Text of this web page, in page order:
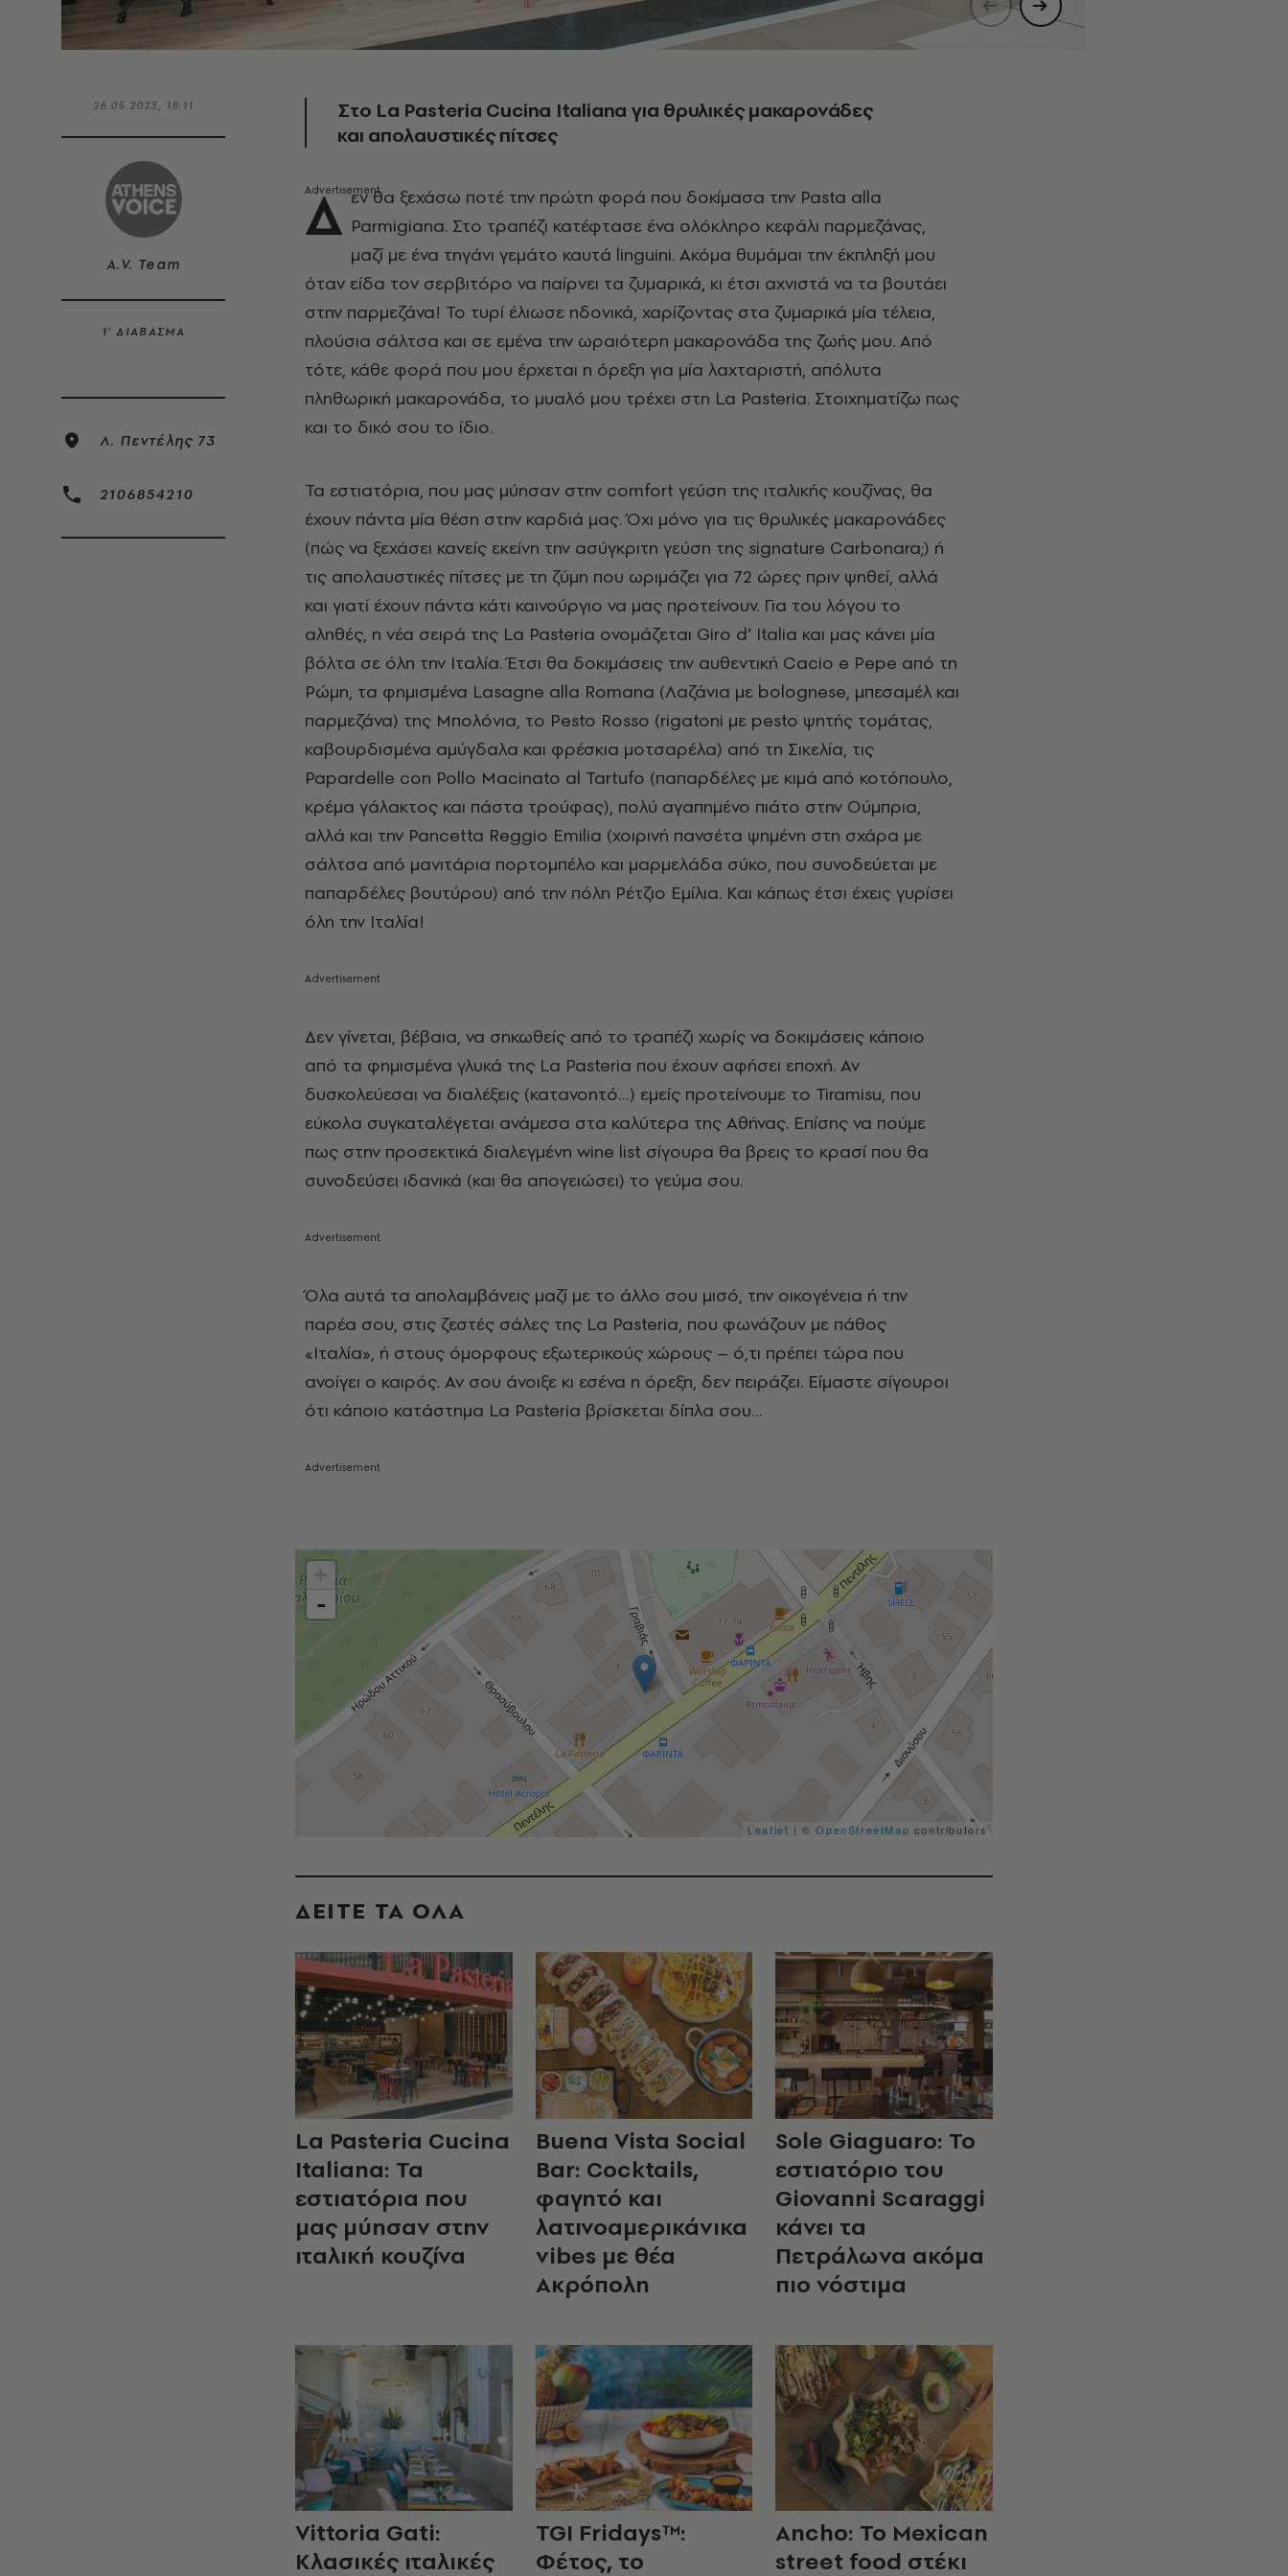
26.05.2023, 18:11
A.V. Team
1’ ΔΙΑΒΑΣΜΑ
Λ. Πεντέλης 73
2106854210
Στο La Pasteria Cucina Italiana για θρυλικές μακαρονάδες
και απολαυστικές πίτσες
Δ εν θα ξεχάσω ποτέ την πρώτη φορά που δοκίμασα την Pasta alla
Parmigiana. Στο τραπέζι κατέφτασε ένα ολόκληρο κεφάλι παρμεζάνας,
μαζί με ένα τηγάνι γεμάτο καυτά linguini. Ακόμα θυμάμαι την έκπληξή μου
όταν είδα τον σερβιτόρο να παίρνει τα ζυμαρικά, κι έτσι αχνιστά να τα βουτάει
στην παρμεζάνα! Το τυρί έλιωσε ηδονικά, χαρίζοντας στα ζυμαρικά μία τέλεια,
πλούσια σάλτσα και σε εμένα την ωραιότερη μακαρονάδα της ζωής μου. Από
τότε, κάθε φορά που μου έρχεται η όρεξη για μία λαχταριστή, απόλυτα
πληθωρική μακαρονάδα, το μυαλό μου τρέχει στη La Pasteria. Στοιχηματίζω πως
και το δικό σου το ίδιο.
Τα εστιατόρια, που μας μύησαν στην comfort γεύση της ιταλικής κουζίνας, θα
έχουν πάντα μία θέση στην καρδιά μας. Όχι μόνο για τις θρυλικές μακαρονάδες
(πώς να ξεχάσει κανείς εκείνη την ασύγκριτη γεύση της signature Carbonara;) ή
τις απολαυστικές πίτσες με τη ζύμη που ωριμάζει για 72 ώρες πριν ψηθεί, αλλά
και γιατί έχουν πάντα κάτι καινούργιο να μας προτείνουν. Για του λόγου το
αληθές, η νέα σειρά της La Pasteria ονομάζεται Giro d’ Italia και μας κάνει μία
βόλτα σε όλη την Ιταλία. Έτσι θα δοκιμάσεις την αυθεντική Cacio e Pepe από τη
Ρώμη, τα φημισμένα Lasagne alla Romana (Λαζάνια με bolognese, μπεσαμέλ και
παρμεζάνα) της Μπολόνια, το Pesto Rosso (rigatoni με pesto ψητής τομάτας,
καβουρδισμένα αμύγδαλα και φρέσκια μοτσαρέλα) από τη Σικελία, τις
Papardelle con Pollo Macinato al Tartufo (παπαρδέλες με κιμά από κοτόπουλο,
κρέμα γάλακτος και πάστα τρούφας), πολύ αγαπημένο πιάτο στην Ούμπρια,
αλλά και την Pancetta Reggio Emilia (χοιρινή πανσέτα ψημένη στη σχάρα με
σάλτσα από μανιτάρια πορτομπέλο και μαρμελάδα σύκο, που συνοδεύεται με
παπαρδέλες βουτύρου) από την πόλη Ρέτζιο Εμίλια. Και κάπως έτσι έχεις γυρίσει
όλη την Ιταλία!
Δεν γίνεται, βέβαια, να σηκωθείς από το τραπέζι χωρίς να δοκιμάσεις κάποιο
από τα φημισμένα γλυκά της La Pasteria που έχουν αφήσει εποχή. Αν
δυσκολεύεσαι να διαλέξεις (κατανοητό…) εμείς προτείνουμε το Tiramisu, που
εύκολα συγκαταλέγεται ανάμεσα στα καλύτερα της Αθήνας. Επίσης να πούμε
πως στην προσεκτικά διαλεγμένη wine list σίγουρα θα βρεις το κρασί που θα
συνοδεύσει ιδανικά (και θα απογειώσει) το γεύμα σου.
Όλα αυτά τα απολαμβάνεις μαζί με το άλλο σου μισό, την οικογένεια ή την
παρέα σου, στις ζεστές σάλες της La Pasteria, που φωνάζουν με πάθος
«Ιταλία», ή στους όμορφους εξωτερικούς χώρους – ό,τι πρέπει τώρα που
ανοίγει ο καιρός. Αν σου άνοιξε κι εσένα η όρεξη, δεν πειράζει. Είμαστε σίγουροι
ότι κάποιο κατάστημα La Pasteria βρίσκεται δίπλα σου…
-
Leaflet | ©OpenStreetMap contributors
ΔΕΙΤΕ ΤΑ ΟΛΑ
La Pasteria Cucina
Italiana: Τα
εστιατόρια που
μας μύησαν στην
ιταλική κουζίνα
Buena Vista Social
Bar: Cocktails,
φαγητό και
λατινοαμερικάνικα
vibes με θέα
Ακρόπολη
Sole Giaguaro: Το
εστιατόριο του
Giovanni Scaraggi
κάνει τα
Πετράλωνα ακόμα
πιο νόστιμα
Vittoria Gati:
Κλασικές ιταλικές
TGI Fridays™:
Φέτος, το
Ancho: Το Mexican
street food στέκι